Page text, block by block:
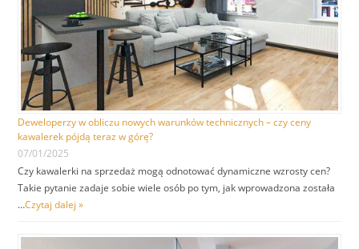
Deweloperzy w obliczu nowych warunków technicznych – czy ceny
kawalerek pójdą teraz w górę?
07/01/2025
Czy kawalerki na sprzedaż mogą odnotować dynamiczne wzrosty cen?
Takie pytanie zadaje sobie wiele osób po tym, jak wprowadzona została
…Czytaj dalej »